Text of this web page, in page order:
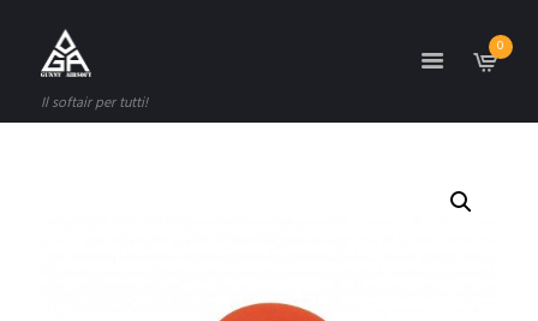
Il softair per tutti!
0